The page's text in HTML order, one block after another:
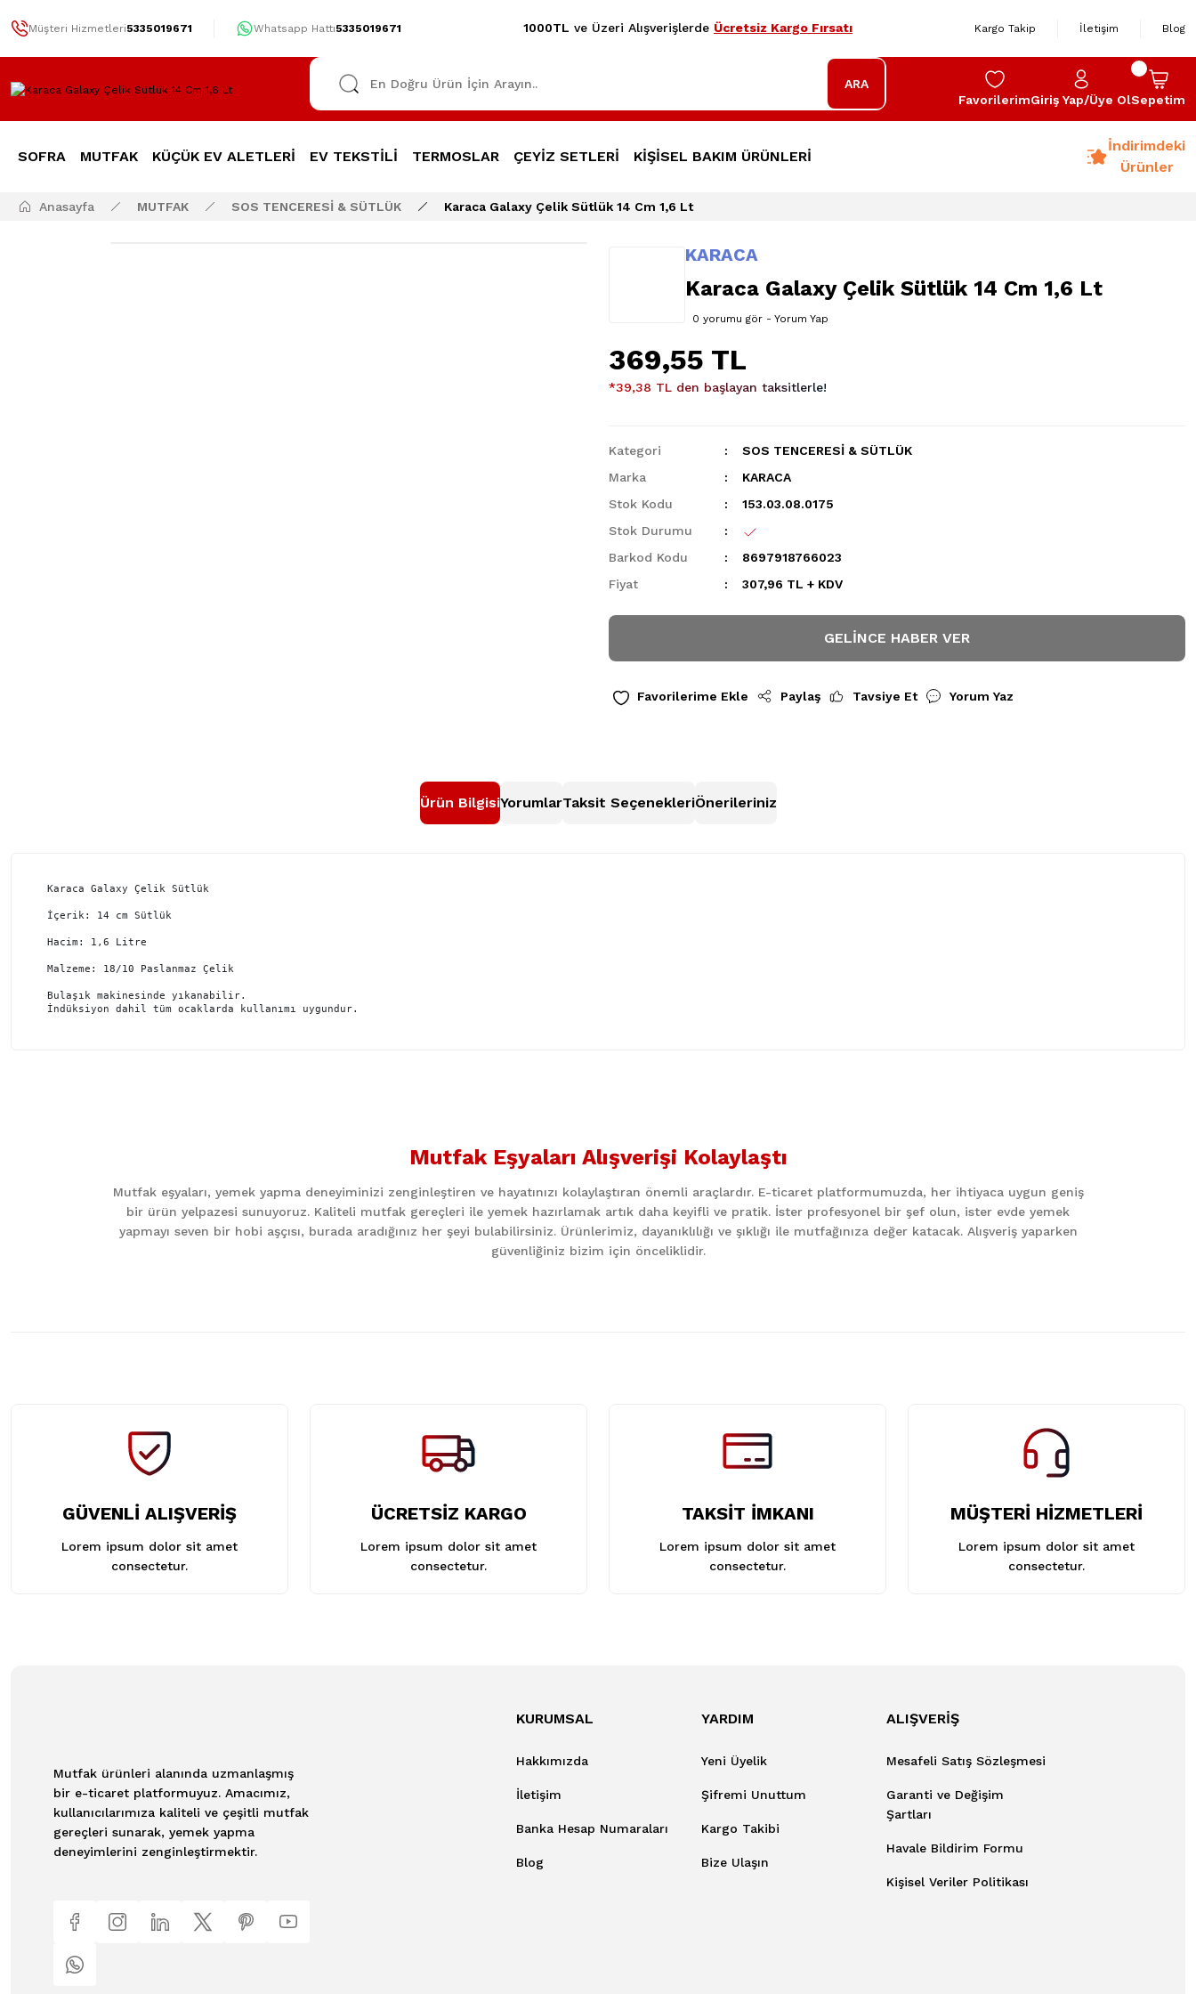
Müşteri Hizmetleri5335019671 Whatsapp Hattı5335019671 1000TL ve Üzeri Alışverişlerde Ücretsiz Kargo Fırsatı Kargo Takip İletişim Blog
ARA
FavorilerimGiriş Yap/Üye OlSepetim
SOFRA MUTFAK KÜÇÜK EV ALETLERİ EV TEKSTİLİ TERMOSLAR ÇEYİZ SETLERİ KİŞİSEL BAKIM ÜRÜNLERİ
İndirimdeki
Ürünler
Anasayfa MUTFAK SOS TENCERESİ & SÜTLÜK Karaca Galaxy Çelik Sütlük 14 Cm 1,6 Lt
KARACA
Karaca Galaxy Çelik Sütlük 14 Cm 1,6 Lt
0 yorumu gör - Yorum Yap
369,55 TL
*39,38 TL den başlayan taksitlerle!
Kategori
SOS TENCERESİ & SÜTLÜK
Marka
KARACA
Stok Kodu
153.03.08.0175
Stok Durumu
Barkod Kodu
8697918766023
Fiyat
307,96 TL + KDV
GELINCE HABER VER
Paylaş Tavsiye Et Yorum Yaz
Ürün BilgisiYorumlarTaksit SeçenekleriÖnerileriniz
Karaca Galaxy Çelik Sütlük
İçerik: 14 cm Sütlük
Hacim: 1,6 Litre
Malzeme: 18/10 Paslanmaz Çelik
Bulaşık makinesinde yıkanabilir.
İndüksiyon dahil tüm ocaklarda kullanımı uygundur.
Yorum Yaz
Ürün bilgilerinde hatalar bulunuyor.
Ürün fiyatı diğer sitelerden daha pahalı.
Mutfak Eşyaları Alışverişi Kolaylaştı
Mutfak eşyaları, yemek yapma deneyiminizi zenginleştiren ve hayatınızı kolaylaştıran önemli araçlardır. E-ticaret platformumuzda, her ihtiyaca uygun geniş
bir ürün yelpazesi sunuyoruz. Kaliteli mutfak gereçleri ile yemek hazırlamak artık daha keyifli ve pratik. İster profesyonel bir şef olun, ister evde yemek
yapmayı seven bir hobi aşçısı, burada aradığınız her şeyi bulabilirsiniz. Ürünlerimiz, dayanıklılığı ve şıklığı ile mutfağınıza değer katacak. Alışveriş yaparken
güvenliğiniz bizim için önceliklidir.
GÜVENLİ ALIŞVERİŞ
Lorem ipsum dolor sit amet
consectetur.
ÜCRETSİZ KARGO
Lorem ipsum dolor sit amet
consectetur.
TAKSİT İMKANI
Lorem ipsum dolor sit amet
consectetur.
MÜŞTERİ HİZMETLERİ
Lorem ipsum dolor sit amet
consectetur.
Mutfak ürünleri alanında uzmanlaşmış
bir e-ticaret platformuyuz. Amacımız,
kullanıcılarımıza kaliteli ve çeşitli mutfak
gereçleri sunarak, yemek yapma
deneyimlerini zenginleştirmektir.
KURUMSAL
Hakkımızda
İletişim
Banka Hesap Numaraları
Blog
YARDIM
Yeni Üyelik
Şifremi Unuttum
Kargo Takibi
Bize Ulaşın
ALIŞVERİŞ
Mesafeli Satış Sözleşmesi
Garanti ve Değişim
Şartları
Havale Bildirim Formu
Kişisel Veriler Politikası